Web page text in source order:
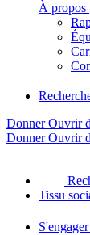
À propos
DonnerOuvrir
DonnerOuvrir
Tissu
S'engager